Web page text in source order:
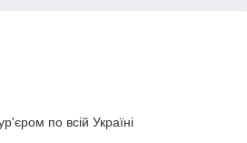
по всій Україні